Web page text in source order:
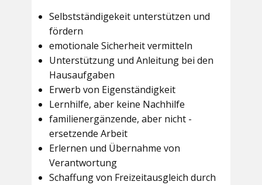
Selbstständigekeit unterstützen und
fördern
emotionale Sicherheit vermitteln
Unterstützung und Anleitung bei den
Hausaufgaben
Erwerb von Eigenständigkeit
Lernhilfe, aber keine Nachhilfe
familienergänzende, aber nicht -
ersetzende Arbeit
Erlernen und Übernahme von
Verantwortung
Schaffung von Freizeitausgleich durch